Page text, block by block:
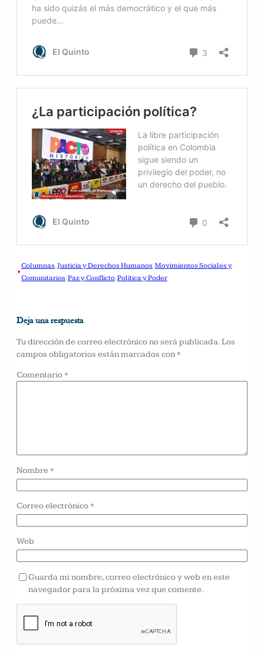
•
Columnas, Justicia y Derechos Humanos, Movimientos Sociales y
Comunitarios, Paz y Conflicto, Política y Poder
Deja una respuesta
Tu dirección de correo electrónico no será publicada.Los
campos obligatorios están marcados con *
Comentario *
Nombre *
Correo electrónico *
Web
Guarda mi nombre, correo electrónico y web en este
navegador para la próxima vez que comente.